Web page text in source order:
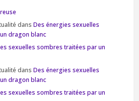
dans Des énergies sexuelles
dragon blanc
sexuelles sombres traitées par un
dans Des énergies sexuelles
dragon blanc
sexuelles sombres traitées par un